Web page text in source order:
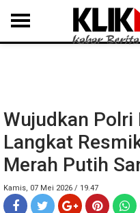
MEDAN LANGKAT DAIRI
Wujudkan Polri
Langkat
Merah Putih
Kamis, 07 Mei 2026 / 19.47